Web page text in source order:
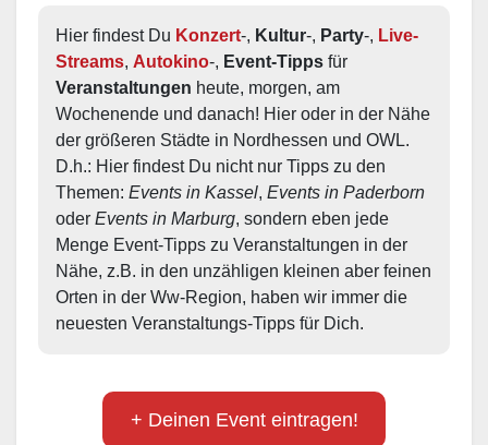
Hier findest Du Konzert-, Kultur-, Party-, Live-
Streams, Autokino-, Event-Tipps
Veranstaltungen heute, morgen, am
Wochenende und danach! Hier oder in der Nähe
der größeren Städte in Nordhessen und OWL.
D.h.: Hier findest Du nicht nur Tipps zu den
Themen: Events in Kassel, Events in Paderborn
oder Events in Marburg, sondern eben jede
Menge Event-Tipps zu Veranstaltungen in der
Nähe, z.B. in den unzähligen kleinen aber feinen
Orten in der Ww-Region, haben wir immer die
neuesten Veranstaltungs-Tipps für Dich.
+ Deinen Event eintragen!